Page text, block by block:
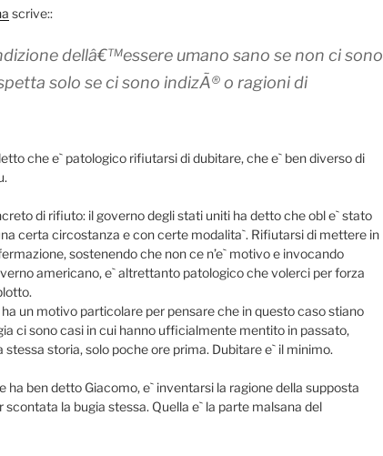
scrive::
dellâ€™essere umano sano se non ci sono
solo se ci sono indizÃ® o ragioni di
che e` patologico rifiutarsi di dubitare, che e` ben diverso di
di rifiuto: il governo degli stati uniti ha detto che obl e` stato
certa circostanza e con certe modalita`. Rifiutarsi di mettere in
sostenendo che non ce n’e` motivo e invocando
americano, e` altrettanto patologico che volerci per forza
un motivo particolare per pensare che in questo caso stiano
ci sono casi in cui hanno ufficialmente mentito in passato,
stessa storia, solo poche ore prima. Dubitare e` il minimo.
ha ben detto Giacomo, e` inventarsi la ragione della supposta
scontata la bugia stessa. Quella e` la parte malsana del